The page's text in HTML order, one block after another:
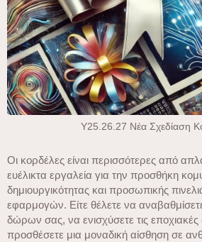
Y25.26.27 Νέα Σχεδίαση
Οι κορδέλες είναι περισσότερες από
ευέλικτα εργαλεία για την προσθήκη
δημιουργικότητας και προσωπικής
εφαρμογών. Είτε θέλετε να
δώρων σας, να ενισχύσετε τις εποχιακές
προσθέσετε μια μοναδική αίσθηση σε